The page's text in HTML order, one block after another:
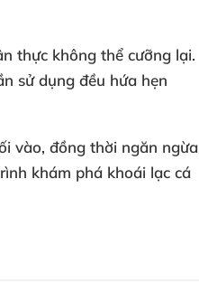
thực không thể cưỡng lại.
sử dụng đều hứa hẹn
vào, đồng thời ngăn ngừa
khám phá khoái lạc cá